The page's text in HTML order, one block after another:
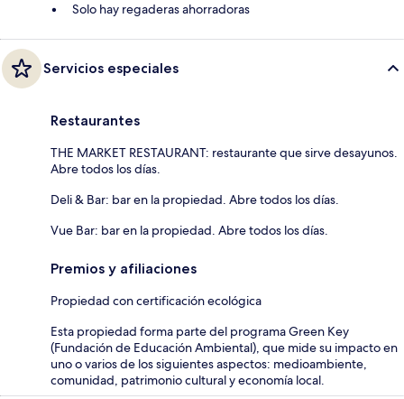
Solo hay regaderas ahorradoras
Servicios especiales
Restaurantes
THE MARKET RESTAURANT: restaurante que sirve desayunos.
Abre todos los días.
Deli & Bar: bar en la propiedad. Abre todos los días.
Vue Bar: bar en la propiedad. Abre todos los días.
Premios y afiliaciones
Propiedad con certificación ecológica
Esta propiedad forma parte del programa Green Key
(Fundación de Educación Ambiental), que mide su impacto en
uno o varios de los siguientes aspectos: medioambiente,
comunidad, patrimonio cultural y economía local.